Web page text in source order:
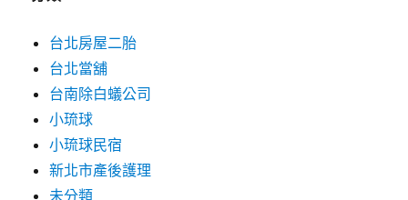
台北房屋二胎
台北當舖
台南除白蟻公司
小琉球
小琉球民宿
新北市產後護理
未分類